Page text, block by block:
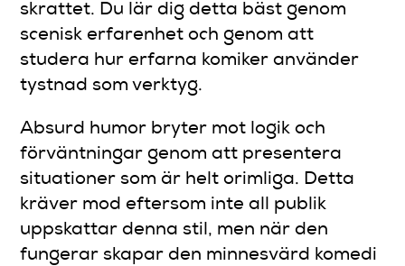
skrattet. Du lär dig detta bäst genom
scenisk erfarenhet och genom att
studera hur erfarna komiker använder
tystnad som verktyg.
Absurd humor bryter mot logik och
förväntningar genom att presentera
situationer som är helt orimliga. Detta
kräver mod eftersom inte all publik
uppskattar denna stil, men när den
fungerar skapar den minnesvärd komedi